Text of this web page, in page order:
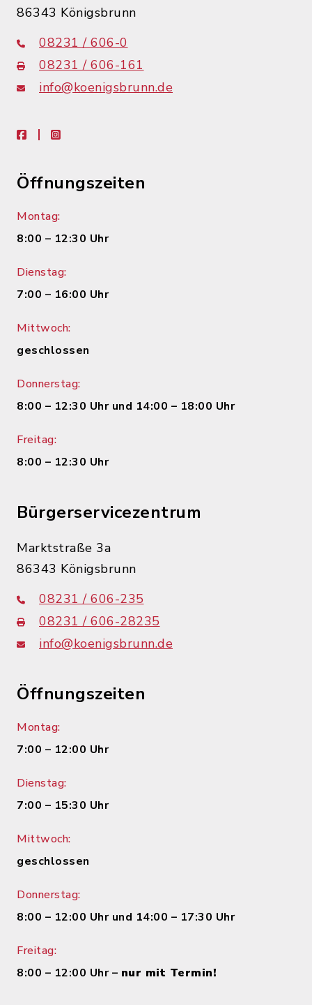
86343 Königsbrunn
08231 / 606-0
08231 / 606-161
info@koenigsbrunn.de
facebookinstagram
Öffnungszeiten
Montag:
8:00 – 12:30 Uhr
Dienstag:
7:00 – 16:00 Uhr
Mittwoch:
geschlossen
Donnerstag:
8:00 – 12:30 Uhr und 14:00 – 18:00 Uhr
Freitag:
8:00 – 12:30 Uhr
Bürgerservicezentrum
Marktstraße 3a
86343 Königsbrunn
08231 / 606-235
08231 / 606-28235
info@koenigsbrunn.de
Öffnungszeiten
Montag:
7:00 – 12:00 Uhr
Dienstag:
7:00 – 15:30 Uhr
Mittwoch:
geschlossen
Donnerstag:
8:00 – 12:00 Uhr und 14:00 – 17:30 Uhr
Freitag:
8:00 – 12:00 Uhr – nur mit Termin!